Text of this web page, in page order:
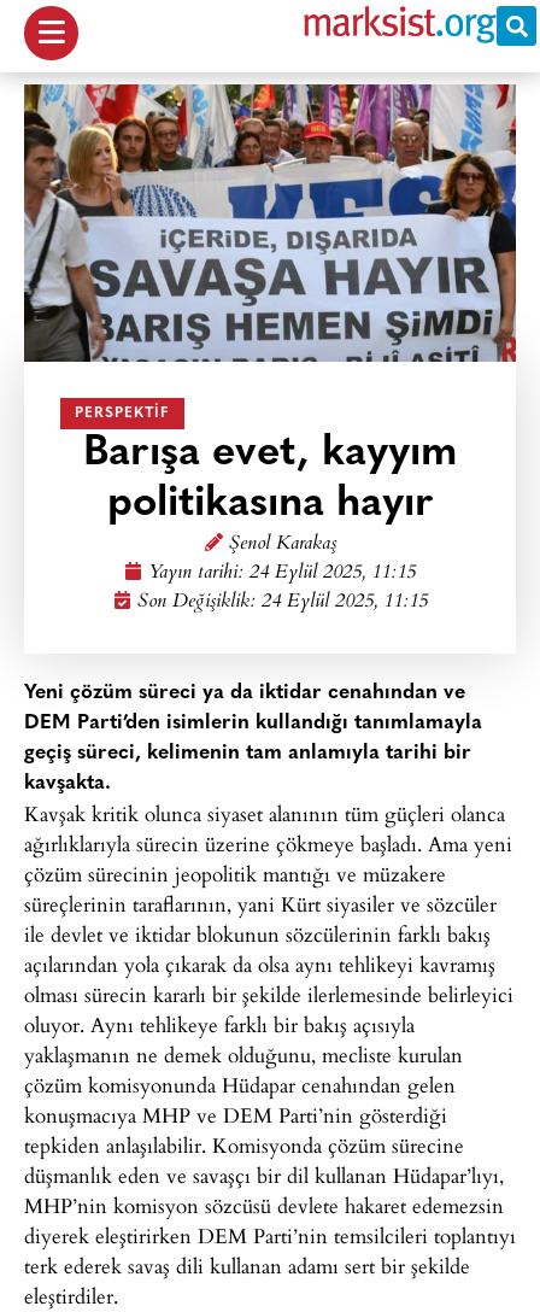
PERSPEKTIF
Barışa evet, kayyım
politikasına hayır
Şenol Karakaş
Yayın tarihi: 24 Eylül 2025, 11:15
Son Değişiklik: 24 Eylül 2025, 11:15
Yeni çözüm süreci ya da iktidar cenahından ve
DEM Parti’den isimlerin kullandığı tanımlamayla
geçiş süreci, kelimenin tam anlamıyla tarihi bir
kavşakta.
Kavşak kritik olunca siyaset alanının tüm güçleri olanca
ağırlıklarıyla sürecin üzerine çökmeye başladı. Ama yeni
çözüm sürecinin jeopolitik mantığı ve müzakere
süreçlerinin taraflarının, yani Kürt siyasiler ve sözcüler
ile devlet ve iktidar blokunun sözcülerinin farklı bakış
açılarından yola çıkarak da olsa aynı tehlikeyi kavramış
olması sürecin kararlı bir şekilde ilerlemesinde belirleyici
oluyor. Aynı tehlikeye farklı bir bakış açısıyla
yaklaşmanın ne demek olduğunu, mecliste kurulan
çözüm komisyonunda Hüdapar cenahından gelen
konuşmacıya MHP ve DEM Parti’nin gösterdiği
tepkiden anlaşılabilir. Komisyonda çözüm sürecine
düşmanlık eden ve savaşçı bir dil kullanan Hüdapar’lıyı,
MHP’nin komisyon sözcüsü devlete hakaret edemezsin
diyerek eleştirirken DEM Parti’nin temsilcileri toplantıyı
terk ederek savaş dili kullanan adamı sert bir şekilde
eleştirdiler.